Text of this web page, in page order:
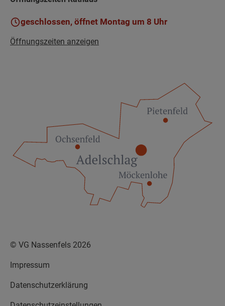
geschlossen, öffnet Montag um 8 Uhr
Öffnungszeiten anzeigen
© VG Nassenfels 2026
Impressum
Datenschutzerklärung